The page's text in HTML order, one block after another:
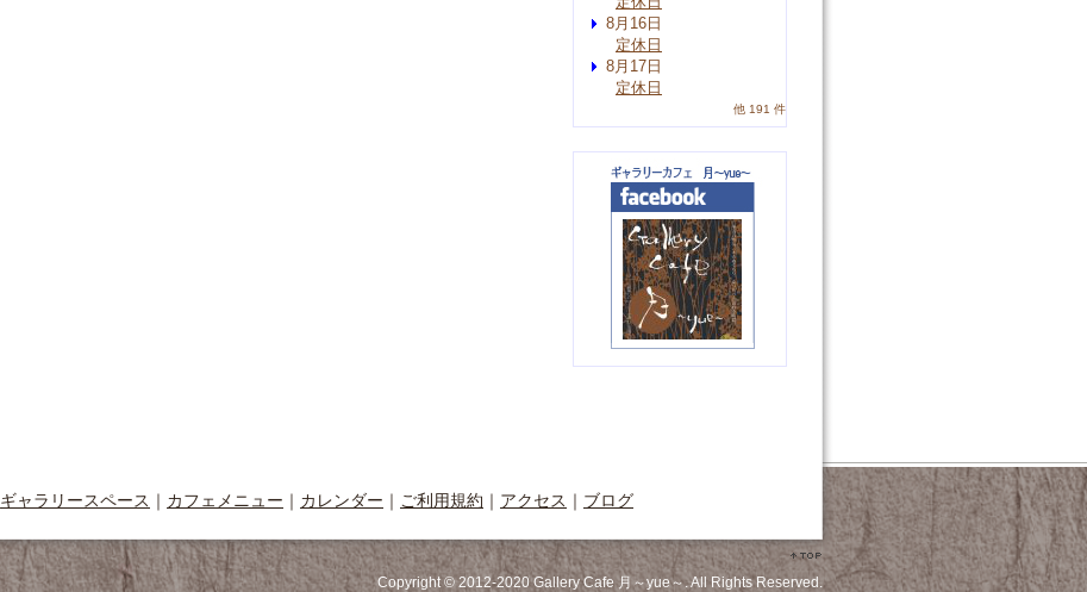
8月16日
定休日
8月17日
定休日
他 191 件
ギャラリースペース ｜ カフェメニュー ｜ カレンダー ｜ ご利用規約 ｜ アクセス ｜ ブログ
Copyright © 2012-2020 Gallery Cafe 月～yue～. All Rights Reserved.